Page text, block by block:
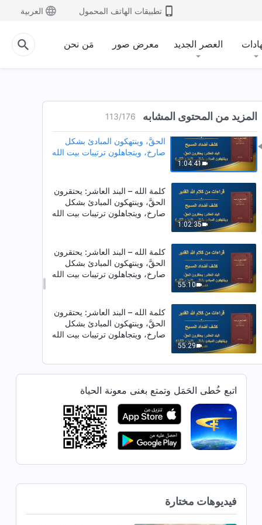
تطبيقات الهاتف المحمول العربية
العصر الجديد معرض صور مَن نحن
المزيد من المحتوى المشابه 113/176
48:26
كلمة الله – البند العاشر: يحتقرون
الحقَّ، وينتهكون المبادئ بشكل
(الجزء الأول) (القسم الرابع)
1:05:06
(الجزء الأول) (القسم الخامس)
1:04:41
كلمة الله – البند العاشر: يحتقرون
الحقَّ، وينتهكون المبادئ بشكل
صارخ، ويتجاهلون ترتيبات بيت الله
1:02:35
كلمة الله – البند العاشر: يحتقرون
الحقَّ، وينتهكون المبادئ بشكل
صارخ، ويتجاهلون ترتيبات بيت الله
55:10
كلمة الله – البند العاشر: يحتقرون
الحقَّ، وينتهكون المبادئ بشكل
صارخ، ويتجاهلون ترتيبات بيت الله
55:29
كلمة الله – البند العاشر: يحتقرون
الحقَّ، وينتهكون المبادئ بشكل
صارخ، ويتجاهلون ترتيبات بيت الله
49:43
كلمة الله – البند العاشر: يحتقرون
الحقَّ، وينتهكون المبادئ بشكل
صارخ، ويتجاهلون ترتيبات بيت الله
(الجزء الثالث) (القسم الثاني)
1:01:16
كلمة الله – البند العاشر: يحتقرون
الحقَّ، وينتهكون المبادئ بشكل
(الجزء الثالث) (القسم الثالث)
الحقَّ، وينتهكون المبادئ بشكل
صارخ، ويتجاهلون ترتيبات بيت الله
اتبع خُطى الحَمَل وتمتع بغنى معونة الحياة
فيديوهات مختارة